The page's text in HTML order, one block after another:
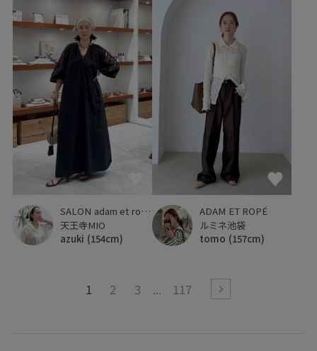
SALON adam et ropé
天王寺MIO
azuki (154cm)
ADAM ET ROPÉ
ルミネ池袋
tomo (157cm)
1 2 3 117